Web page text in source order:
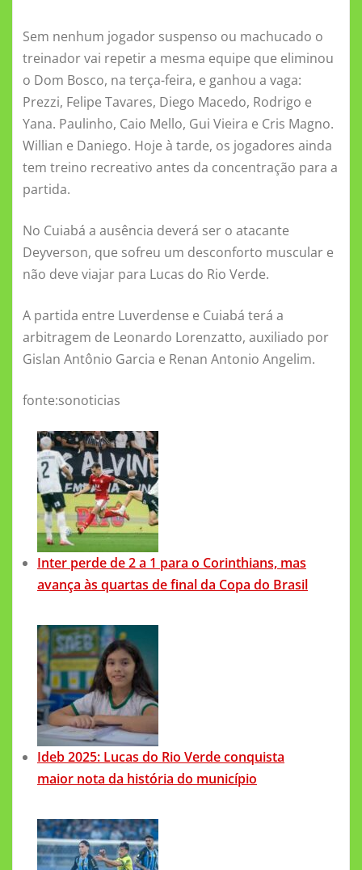
o
k
p erss
ni
ki
Sem nenhum jogador suspenso ou machucado o
treinador vai repetir a mesma equipe que eliminou
o Dom Bosco, na terça-feira, e ganhou a vaga:
Prezzi, Felipe Tavares, Diego Macedo, Rodrigo e
Yana. Paulinho, Caio Mello, Gui Vieira e Cris Magno.
Willian e Daniego. Hoje à tarde, os jogadores ainda
tem treino recreativo antes da concentração para a
partida.
No Cuiabá a ausência deverá ser o atacante
Deyverson, que sofreu um desconforto muscular e
não deve viajar para Lucas do Rio Verde.
A partida entre Luverdense e Cuiabá terá a
arbitragem de Leonardo Lorenzatto, auxiliado por
Gislan Antônio Garcia e Renan Antonio Angelim.
fonte:sonoticias
Inter perde de 2 a 1 para o Corinthians, mas
avança às quartas de final da Copa do Brasil
Ideb 2025: Lucas do Rio Verde conquista
maior nota da história do município